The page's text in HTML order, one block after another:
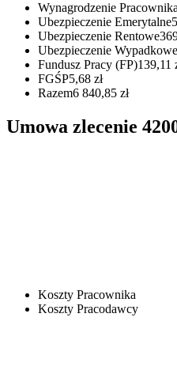
Wynagrodzenie
Ubezpieczenie Emerytalne
Ubezpieczenie Rentowe
Ubezpieczenie Wypadkowe
Fundusz Pracy (FP)139,11
FGŚP5,68 zł
Razem6 840,85 zł
Umowa zlecenie
Koszty Pracownika
Koszty Pracodawcy